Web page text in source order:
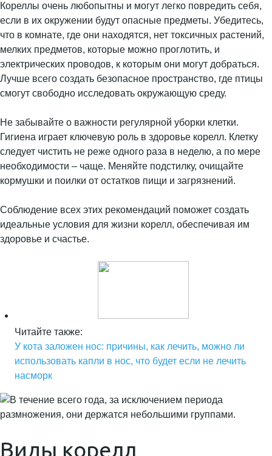
Кореллы очень любопытны и могут легко повредить себя,
если в их окружении будут опасные предметы. Убедитесь,
что в комнате, где они находятся, нет токсичных растений,
мелких предметов, которые можно проглотить, и
электрических проводов, к которым они могут добраться.
Лучше всего создать безопасное пространство, где птицы
смогут свободно исследовать окружающую среду.
Не забывайте о важности регулярной уборки клетки.
Гигиена играет ключевую роль в здоровье корелл. Клетку
следует чистить не реже одного раза в неделю, а по мере
необходимости – чаще. Меняйте подстилку, очищайте
кормушки и поилки от остатков пищи и загрязнений.
Соблюдение всех этих рекомендаций поможет создать
идеальные условия для жизни корелл, обеспечивая им
здоровье и счастье.
Читайте также:
У кота заложен нос: причины, как лечить, можно ли
использовать капли в нос, что будет если не лечить
насморк
Виды корелл